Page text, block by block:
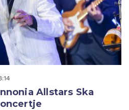
Allstars Ska